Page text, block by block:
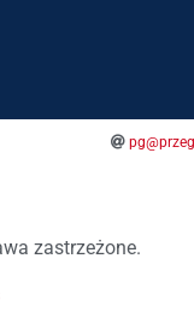
zastrzeżone.